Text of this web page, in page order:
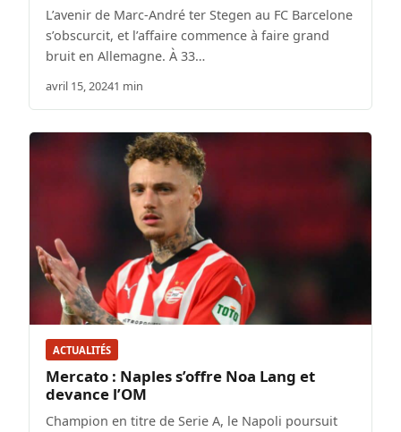
L’avenir de Marc-André ter Stegen au FC Barcelone
s’obscurcit, et l’affaire commence à faire grand
bruit en Allemagne. À 33…
avril 15, 20241 min
ACTUALITÉS
Mercato : Naples s’offre Noa Lang et
devance l’OM
Champion en titre de Serie A, le Napoli poursuit